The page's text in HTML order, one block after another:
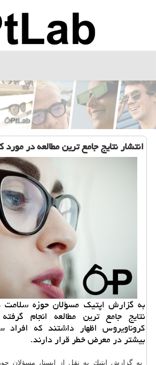
انتشار نتایج جامع ترین مطالعه در
به گزارش اپتیك مسؤلان حوزه سلامت
نتایج جامع ترین مطالعه انجام
كروناویروس اظهار داشتند كه افراد
بیشتر در معرض خطر قرار دارند.
به گزارش اپتیك به نقل از ایسنا، مسؤلان